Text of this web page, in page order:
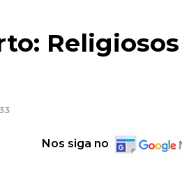
Nos siga no